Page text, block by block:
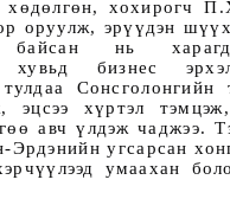
хөдөлгөн, хохирогч
оруулж, эрүүдэн
нь
хувьд бизнес
Сонсголонгийн
эцсээ хүртэл
авч үлдэж чаджээ.
угсарсан
умаахан